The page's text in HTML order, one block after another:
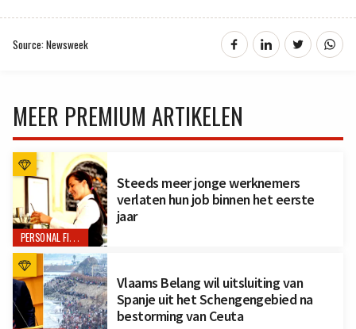
Source: Newsweek
MEER PREMIUM ARTIKELEN
PERSONAL FINANCE
Steeds meer jonge werknemers
verlaten hun job binnen het eerste
jaar
Vlaams Belang wil uitsluiting van
Spanje uit het Schengengebied na
bestorming van Ceuta